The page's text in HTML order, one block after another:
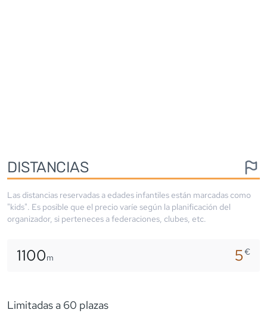
DISTANCIAS
Las distancias reservadas a edades infantiles están marcadas como
"kids". Es posible que el precio varíe según la planificación del
organizador, si perteneces a federaciones, clubes, etc.
1100m 5€
Limitadas a 60 plazas